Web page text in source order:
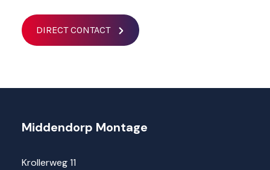
DIRECT CONTACT
Middendorp Montage
Krollerweg 11